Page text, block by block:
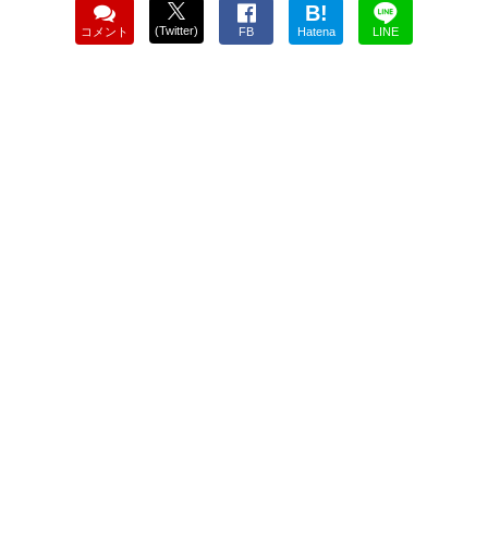
コメント (Twitter) FB
B!
Hatena LINE